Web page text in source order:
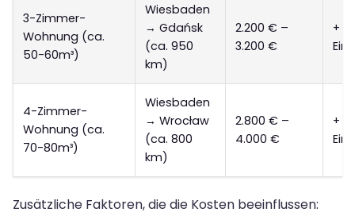
3-Zimmer-
Wohnung (ca.
50-60m³)
Wiesbaden
→ Gdańsk
(ca. 950
km)
2.200 € –
3.200 €
+
4-Zimmer-
Wohnung (ca.
70-80m³)
Wiesbaden
→ Wrocław
(ca. 800
km)
2.800 € –
4.000 €
+
Zusätzliche Faktoren, die die Kosten beeinflussen: